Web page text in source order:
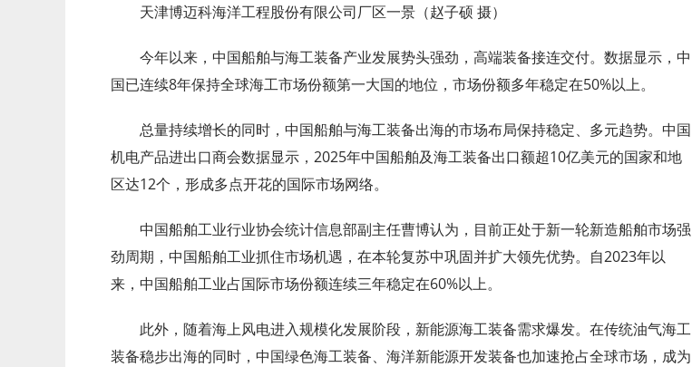
天津博迈科海洋工程股份有限公司厂区一景（赵子硕 摄）
今年以来，中国船舶与海工装备产业发展势头强劲，高端装备接连交付。数据显示，中
国已连续8年保持全球海工市场份额第一大国的地位，市场份额多年稳定在50%以上。
总量持续增长的同时，中国船舶与海工装备出海的市场布局保持稳定、多元趋势。中国
机电产品进出口商会数据显示，2025年中国船舶及海工装备出口额超10亿美元的国家和地
区达12个，形成多点开花的国际市场网络。
中国船舶工业行业协会统计信息部副主任曹博认为，目前正处于新一轮新造船舶市场强
劲周期，中国船舶工业抓住市场机遇，在本轮复苏中巩固并扩大领先优势。自2023年以
来，中国船舶工业占国际市场份额连续三年稳定在60%以上。
此外，随着海上风电进入规模化发展阶段，新能源海工装备需求爆发。在传统油气海工
装备稳步出海的同时，中国绿色海工装备、海洋新能源开发装备也加速抢占全球市场，成为